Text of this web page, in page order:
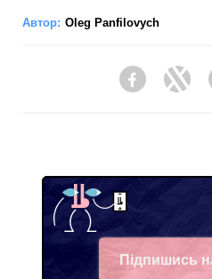
Автор: Oleg Panfilovych
Facebook
Підпишись
Facebook